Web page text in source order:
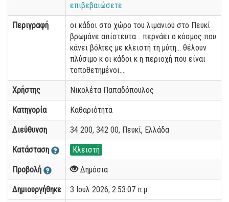
επιβεβαιώσετε
Περιγραφή
οι κάδοι στο χώρο του λιμανιού στο Πευκί
βρωμάνε απίστευτα... περνάει ο κόσμος που
κάνει βόλτες με κλειστή τη μύτη... θέλουν
πλύσιμο κ οι κάδοι κ η περιοχή που είναι
τοποθετημένοι....
Χρήστης Νικολέτα Παπαδόπουλος
Κατηγορία Καθαριότητα
Διεύθυνση 34 200, 342 00, Πευκί, Ελλάδα
Κατάσταση Κλειστή
Προβολή Δημόσια
Δημιουργήθηκε 3 Ιουλ 2026, 2:53:07 π.μ.